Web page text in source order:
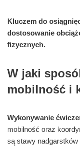
Kluczem do
dostosowanie
fizycznych.
W jaki
mobilność i
Wykonywanie
mobilność oraz
są stawy